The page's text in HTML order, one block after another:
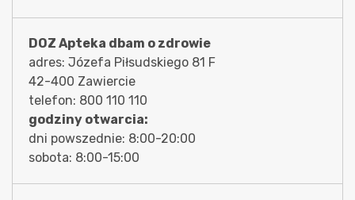
DOZ Apteka dbam o zdrowie
adres: Józefa Piłsudskiego 81 F
42-400 Zawiercie
telefon: 800 110 110
godziny otwarcia:
dni powszednie: 8:00-20:00
sobota: 8:00-15:00